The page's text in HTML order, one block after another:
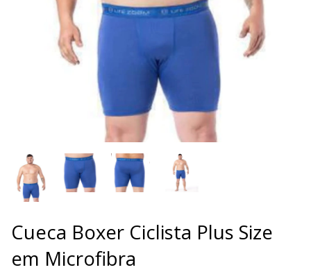
Cueca Boxer Ciclista Plus Size
em Microfibra